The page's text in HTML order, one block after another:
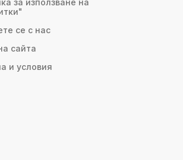
за използване на
се с нас
сайта
и условия